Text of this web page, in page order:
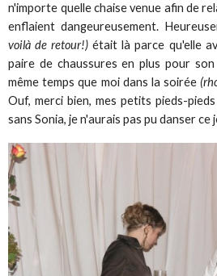
n'importe quelle chaise venue afin de
enflaient dangeureusement.
voilà de retour!) était là parce qu'elle
paire de chaussures en plus pour
même temps que moi dans la soirée
Ouf, merci bien, mes petits pieds-
sans Sonia, je n'aurais pas pu danser ce